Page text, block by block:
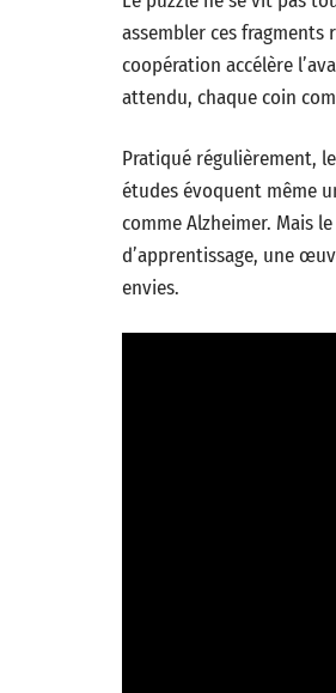
assembler ces fragments
coopération accélère
attendu, chaque coin
Pratiqué régulièrement,
études évoquent même
comme Alzheimer. Mais
d’apprentissage, une
envies.